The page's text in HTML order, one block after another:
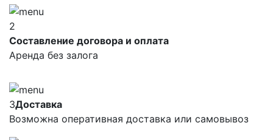
2
Составление договора и оплата
Аренда без залога
3Доставка
Возможна оперативная доставка или самовывоз